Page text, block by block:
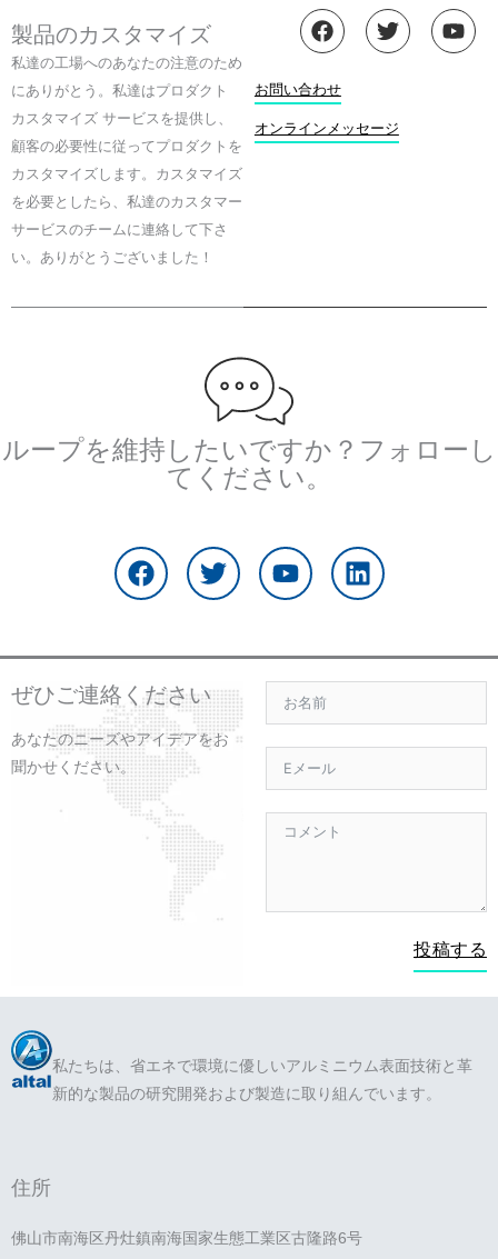
製品のカスタマイズ
私達の工場へのあなたの注意のため
にありがとう。私達はプロダクト
カスタマイズ サービスを提供し、
顧客の必要性に従ってプロダクトを
カスタマイズします。カスタマイズ
を必要としたら、私達のカスタマー
サービスのチームに連絡して下さ
い。ありがとうございました！
フ
ェ
ス
ブ
ッ
ク
ツ
イ
Y
o
お問い合わせ
オンラインメッセージ
ループを維持したいですか？フォローし
てください。
ェ
イ
ス
ッ
ク
イ
ッ
タ
o
u
t
b
e
ン
ク
ト
ン
ぜひご連絡ください
あなたのニーズやアイデアをお
聞かせください。
投稿する
私たちは、省エネで環境に優しいアルミニウム表面技術と革
新的な製品の研究開発および製造に取り組んでいます。
住所
佛山市南海区丹灶鎮南海国家生態工業区古隆路6号